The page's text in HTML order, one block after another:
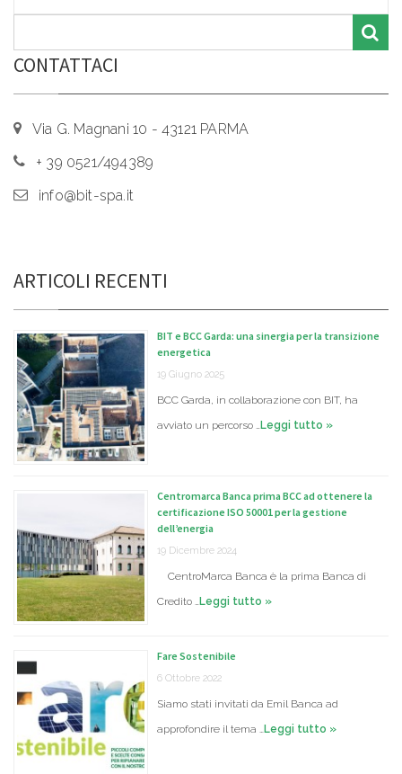
CONTATTACI
Via G. Magnani 10 - 43121 PARMA
+ 39 0521/494389
info@bit-spa.it
ARTICOLI RECENTI
BIT e BCC Garda: una sinergia per la transizione
energetica
19 Giugno 2025
BCC Garda, in collaborazione con BIT, ha
avviato un percorso …Leggi tutto »
Centromarca Banca prima BCC ad ottenere la
certificazione ISO 50001 per la gestione
dell’energia
19 Dicembre 2024
CentroMarca Banca è la prima Banca di
Credito …Leggi tutto »
Fare Sostenibile
6 Ottobre 2022
Siamo stati invitati da Emil Banca ad
approfondire il tema …Leggi tutto »